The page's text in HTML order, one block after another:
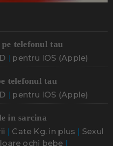
telefonul tau
| pentru IOS (Apple)
telefonul tau
| pentru IOS (Apple)
in sarcina
| Cate Kg. in plus | Sexul
ochi bebe |